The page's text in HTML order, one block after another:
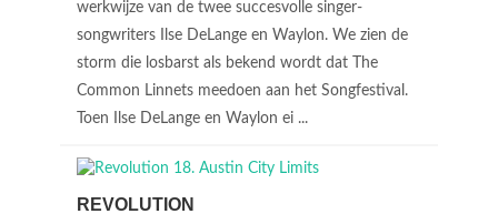
werkwijze van de twee succesvolle singer-
songwriters Ilse DeLange en Waylon. We zien de
storm die losbarst als bekend wordt dat The
Common Linnets meedoen aan het Songfestival.
Toen Ilse DeLange en Waylon ei ...
REVOLUTION